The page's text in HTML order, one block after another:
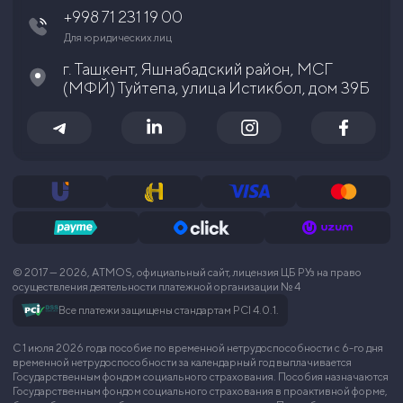
+998 71 231 19 00
Для юридических лиц
г. Ташкент, Яшнабадский район, МСГ
(МФЙ) Туйтепа, улица Истикбол, дом 39Б
© 2017 — 2026, АTMOS, официальный сайт, лицензия ЦБ РУз на право
осуществления деятельности платежной организации № 4
Все платежи защищены стандартам PCI 4.0.1.
С 1 июля 2026 года пособие по временной нетрудоспособности с 6-го дня
временной нетрудоспособности за календарный год выплачивается
Государственным фондом социального страхования. Пособия назначаются
Государственным фондом социального страхования в проактивной форме,